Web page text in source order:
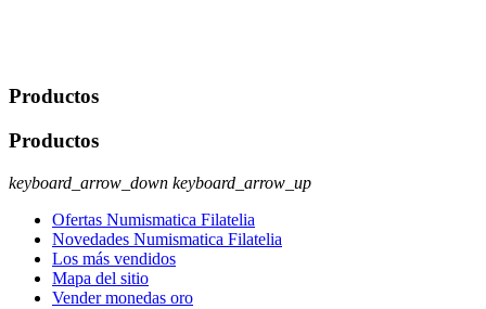
Productos
Productos
keyboard_arrow_down keyboard_arrow_up
Ofertas Numismatica Filatelia
Novedades Numismatica Filatelia
Los más vendidos
Mapa del sitio
Vender monedas oro